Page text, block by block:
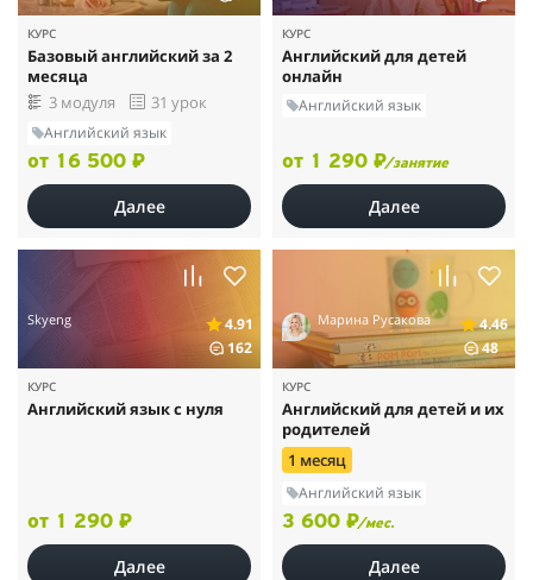
КУРС
Базовый английский за 2
месяца
3 модуля
31 урок
Английский язык
от 16 500 ₽
Далее
КУРС
Английский для детей
онлайн
Английский язык
от 1 290 ₽/занятие
Далее
Skyeng
4.91
162
КУРС
Английский язык с нуля
от 1 290 ₽
Далее
Марина Русакова
4.46
48
КУРС
Английский для детей и их
родителей
1 месяц
Английский язык
3 600 ₽/мес.
Далее